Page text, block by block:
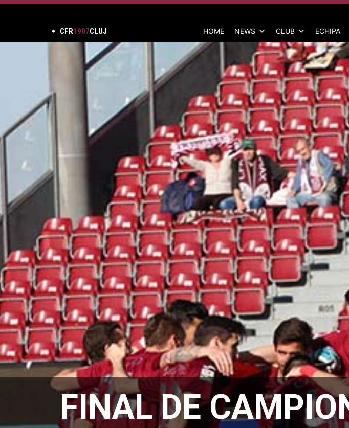
CFR1907CLUJ HOME NEWS CLUB ECHIPA
FINAL DE